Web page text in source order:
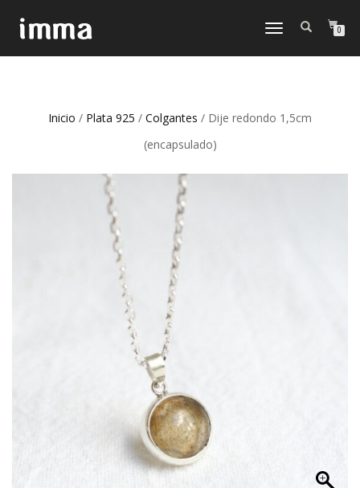
CAMBIAR
0
Inicio / Plata 925 / Colgantes / Dije redondo 1,5cm
(encapsulado)